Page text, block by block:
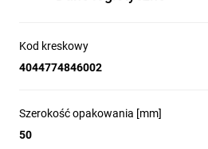
Kod kreskowy
4044774846002
Szerokość opakowania [mm]
50